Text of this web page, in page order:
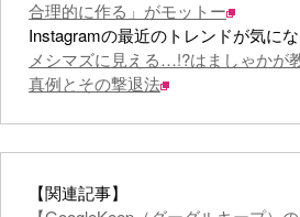
合理的に作る」がモットー
Instagramの最近のトレンドが気に
メシマズに見える…!?はましゃかが
真例とその撃退法
【関連記事】